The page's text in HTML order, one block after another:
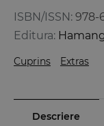
ISBN/ISSN: 978-
Editura:
Cuprins Extras
Descriere